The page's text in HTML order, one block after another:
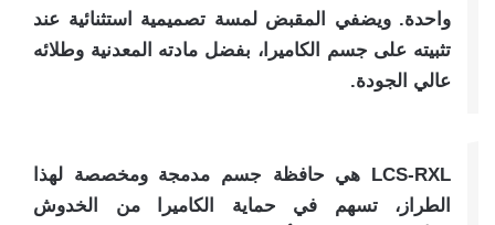
واحدة. ويضفي المقبض لمسة تصميمية استثنائية عند
تثبيته على جسم الكاميرا، بفضل مادته المعدنية وطلائه
عالي الجودة.
LCS-RXL هي حافظة جسم مدمجة ومخصصة لهذا
الطراز، تسهم في حماية الكاميرا من الخدوش